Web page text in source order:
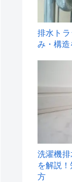
排水ト
み・構造
洗濯機
を解説
方